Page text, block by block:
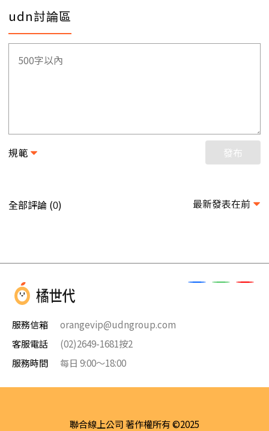
udn討論區
規範 發布
全部評論 (0) 最新發表在前
服務信箱
orangevip@udngroup.com
客服電話
(02)2649-1681按2
服務時間
每日 9:00～18:00
聯合線上公司 著作權所有 ©2025